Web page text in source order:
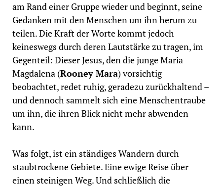
am Rand einer Gruppe wieder und beginnt, seine
Gedanken mit den Menschen um ihn herum zu
teilen. Die Kraft der Worte kommt jedoch
keineswegs durch deren Lautstärke zu tragen, im
Gegenteil: Dieser Jesus, den die junge Maria
Magdalena (Rooney Mara) vorsichtig
beobachtet, redet ruhig, geradezu zurückhaltend –
und dennoch sammelt sich eine Menschentraube
um ihn, die ihren Blick nicht mehr abwenden
kann.
Was folgt, ist ein ständiges Wandern durch
staubtrockene Gebiete. Eine ewige Reise über
einen steinigen Weg. Und schließlich die